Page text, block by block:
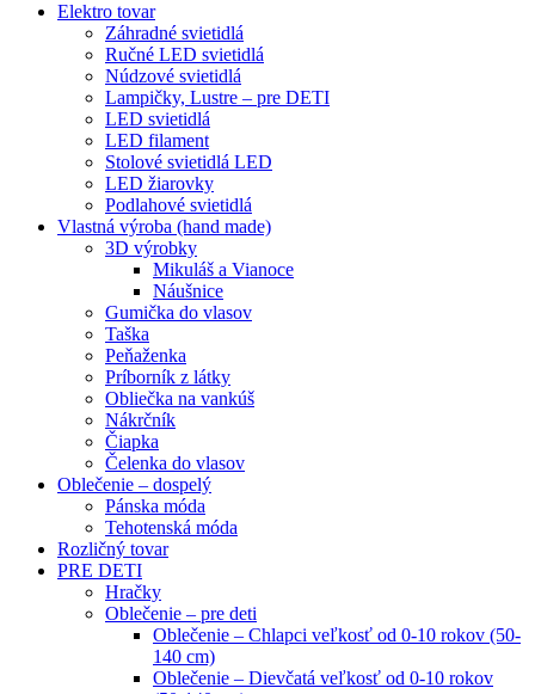
Elektro tovar
Záhradné svietidlá
Ručné LED svietidlá
Núdzové svietidlá
Lampičky, Lustre – pre DETI
LED svietidlá
LED filament
Stolové svietidlá LED
LED žiarovky
Podlahové svietidlá
Vlastná výroba (hand made)
3D výrobky
Mikuláš a Vianoce
Náušnice
Gumička do vlasov
Taška
Peňaženka
Príborník z látky
Obliečka na vankúš
Nákrčník
Čiapka
Čelenka do vlasov
Oblečenie – dospelý
Pánska móda
Tehotenská móda
Rozličný tovar
PRE DETI
Hračky
Oblečenie – pre deti
Oblečenie – Chlapci veľkosť od 0-10 rokov (50-
140 cm)
Oblečenie – Dievčatá veľkosť od 0-10 rokov